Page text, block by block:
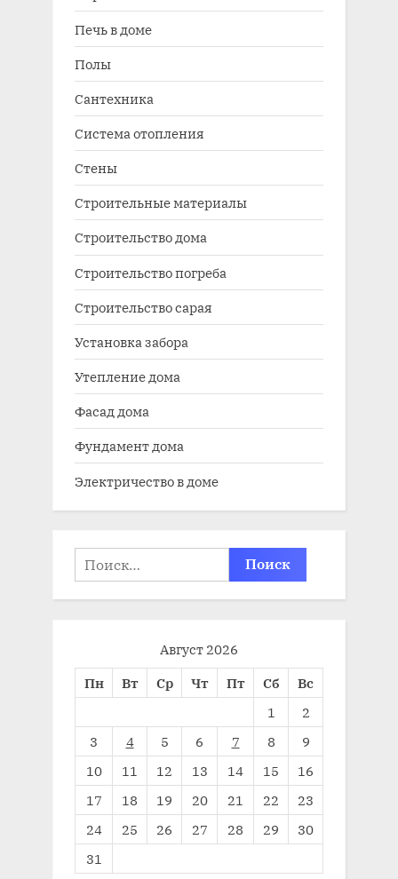
Печь в доме
Полы
Сантехника
Система отопления
Стены
Строительные материалы
Строительство дома
Строительство погреба
Строительство сарая
Установка забора
Утепление дома
Фасад дома
Фундамент дома
Электричество в доме
Найти:
Август 2026
Пн
Вт Ср Чт Пт Сб
Вс
1
2
3
4 5 6 7 8
9
10
11 12 13 14 15
16
17
18 19 20 21 22
23
24
25 26 27 28 29
30
31